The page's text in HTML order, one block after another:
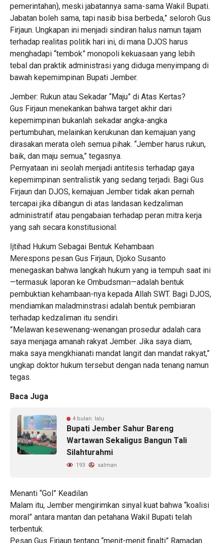
pemerintahan), meski jabatannya sama-sama Wakil Bupati.
Jabatan boleh sama, tapi nasib bisa berbeda,” seloroh Gus
Firjaun. Ungkapan ini menjadi sindiran halus namun tajam
terhadap realitas politik hari ini, di mana DJOS harus
menghadapi “tembok” monopoli kekuasaan yang lebih
tebal dan praktik administrasi yang diduga menyimpang di
bawah kepemimpinan Bupati Jember.
​Jember: Rukun atau Sekadar “Maju” di Atas Kertas?
​Gus Firjaun menekankan bahwa target akhir dari
kepemimpinan bukanlah sekadar angka-angka
pertumbuhan, melainkan kerukunan dan kemajuan yang
dirasakan merata oleh semua pihak. “Jember harus rukun,
baik, dan maju semua,” tegasnya.
​Pernyataan ini seolah menjadi antitesis terhadap gaya
kepemimpinan sentralistik yang sedang terjadi. Bagi Gus
Firjaun dan DJOS, kemajuan Jember tidak akan pernah
tercapai jika dibangun di atas landasan kedzaliman
administratif atau pengabaian terhadap peran mitra kerja
yang sah secara konstitusional.
​Ijtihad Hukum Sebagai Bentuk Kehambaan
​Merespons pesan Gus Firjaun, Djoko Susanto
menegaskan bahwa langkah hukum yang ia tempuh saat ini
—termasuk laporan ke Ombudsman—adalah bentuk
pembuktian kehambaan-nya kepada Allah SWT. Bagi DJOS,
mendiamkan maladminstrasi adalah bentuk pembiaran
terhadap kedzaliman itu sendiri.
​”Melawan kesewenang-wenangan prosedur adalah cara
saya menjaga amanah rakyat Jember. Jika saya diam,
maka saya mengkhianati mandat langit dan mandat rakyat,”
ungkap doktor hukum tersebut dengan nada tenang namun
tegas.
Baca Juga
4 bulan lalu
Bupati Jember Sahur Bareng
Wartawan Sekaligus Bangun Tali
Silahturahmi
193 salman
​Menanti “Gol” Keadilan
​Malam itu, Jember mengirimkan sinyal kuat bahwa “koalisi
moral” antara mantan dan petahana Wakil Bupati telah
terbentuk.
​Pesan Gus Firjaun tentang “menit-menit finalti” Ramadan